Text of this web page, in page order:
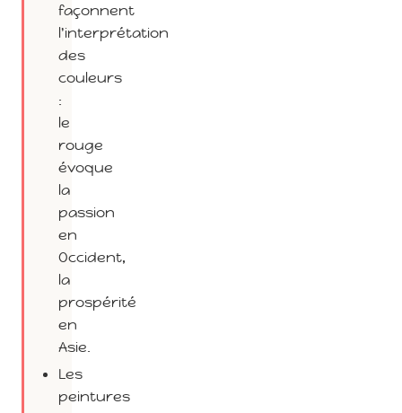
façonnent
l'interprétation
des
couleurs
:
le
rouge
évoque
la
passion
en
Occident,
la
prospérité
en
Asie.
Les
peintures